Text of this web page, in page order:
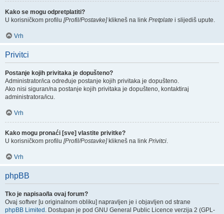
Kako se mogu odpretplatiti?
U korisničkom profilu [Profil/Postavke]klikneš na link Pretplate i slijediš upute.
Vrh
Privitci
Postanje kojih privitaka je dopušteno?
Administrator/ica određuje postanje kojih privitaka je dopušteno.
Ako nisi siguran/na postanje kojih privitaka je dopušteno, kontaktiraj
administratora/icu.
Vrh
Kako mogu pronaći [sve] vlastite privitke?
U korisničkom profilu [Profil/Postavke]klikneš na link Privitci.
Vrh
phpBB
Tko je napisao/la ovaj forum?
Ovaj softver [u originalnom obliku] napravljen je i objavljen od strane
phpBB Limited . Dostupan je pod GNU General Public Licence verzija 2 (GPL-